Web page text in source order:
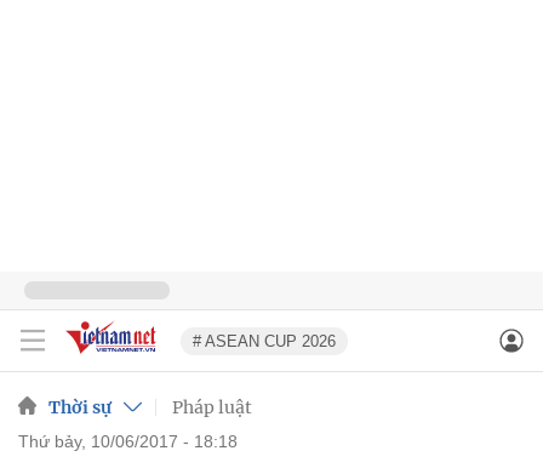
# ASEAN CUP 2026
Thời sự Pháp luật
thứ bảy, 10/06/2017 - 18:18